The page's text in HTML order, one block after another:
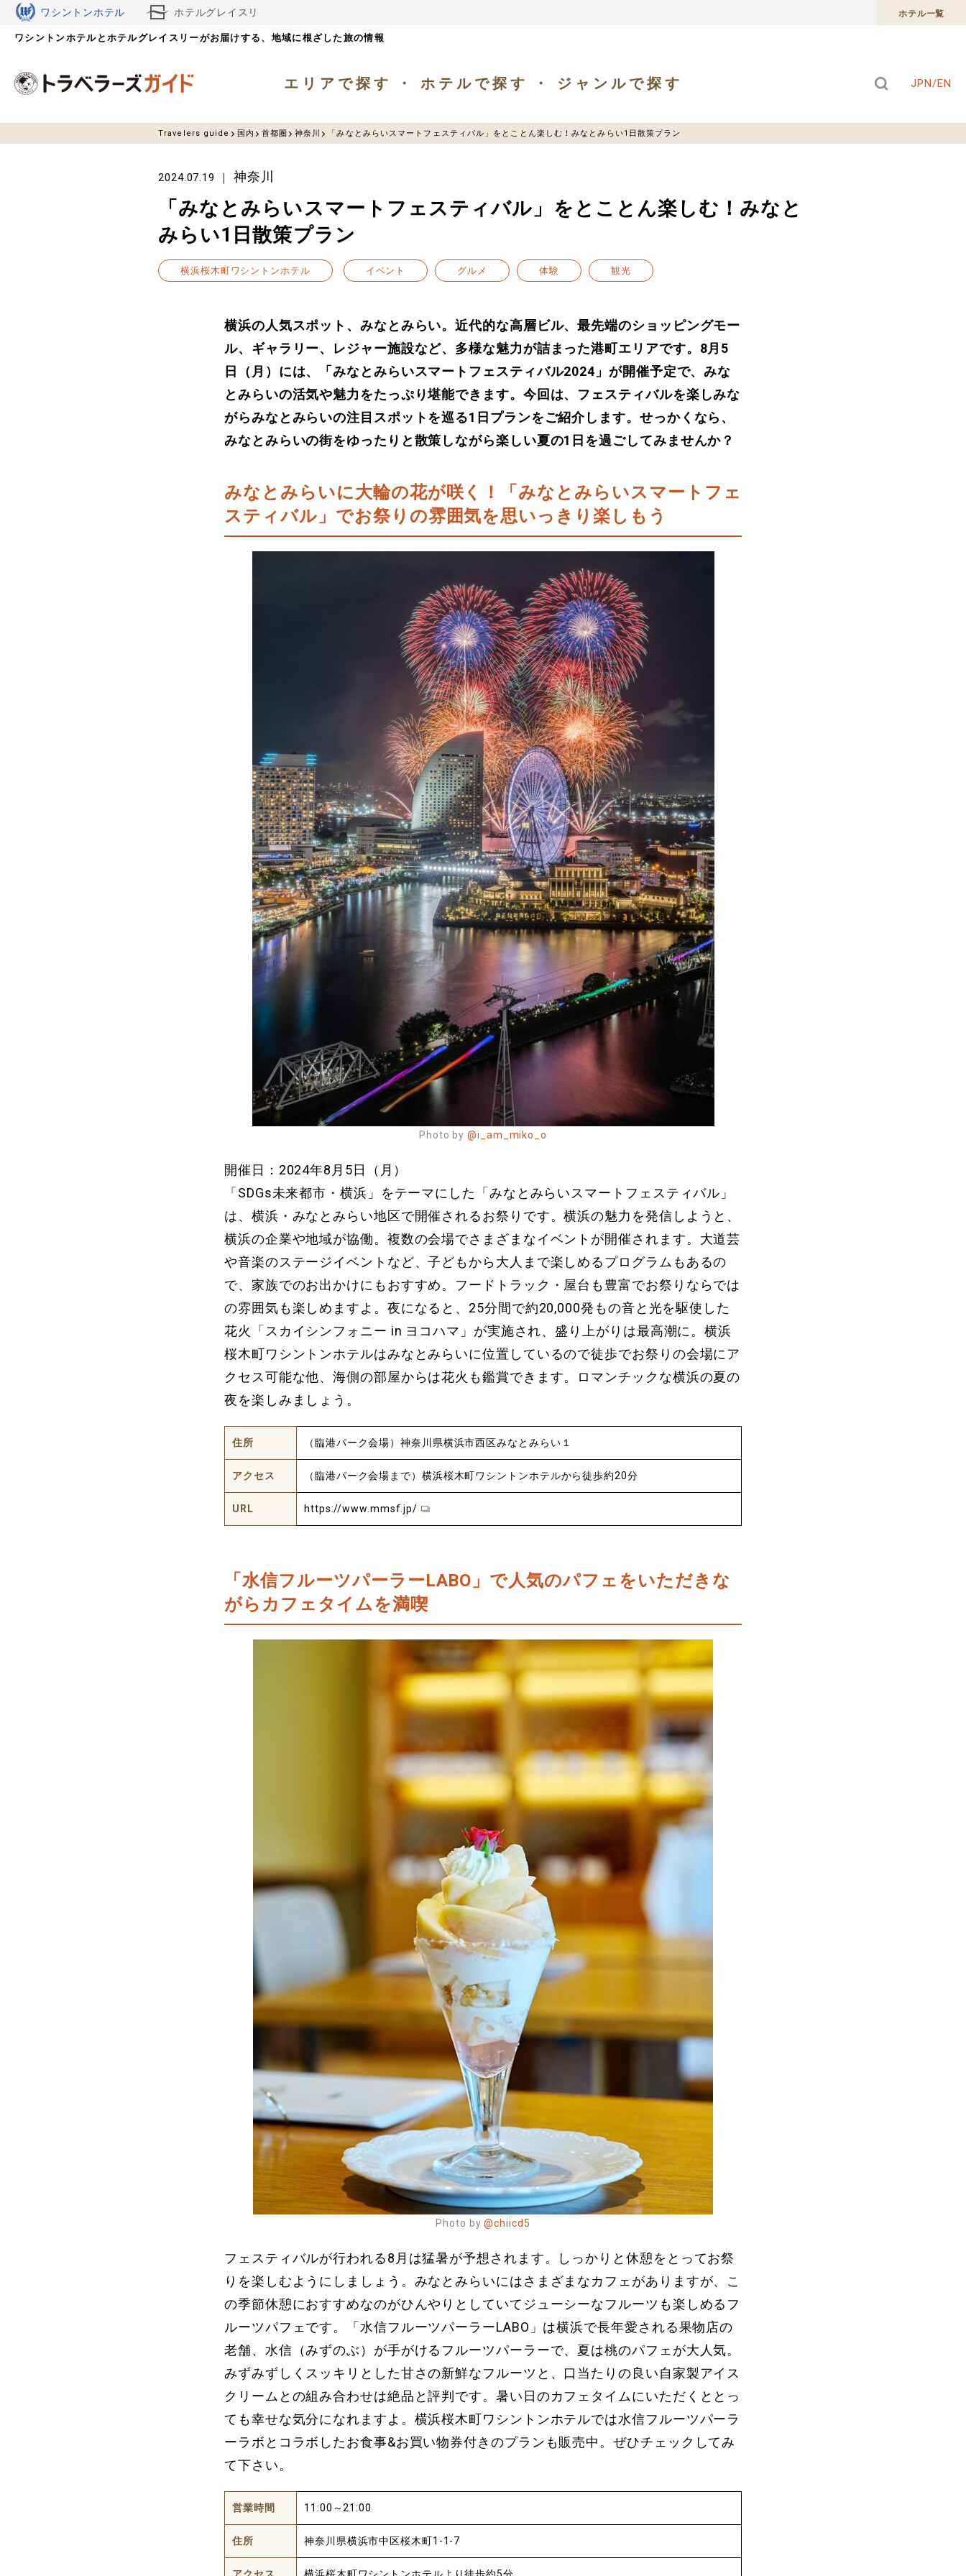
ワシントンホテル ホテルグレイスリ
ー
ホテル一覧
ワシントンホテルとホテルグレイスリーがお届けする、 地域に根ざした旅の情報
エリアで探す ホテルで探す ジャンルで探す JPN/EN
Travelers guide 国内 首都圏 神奈川 「みなとみらいスマートフェスティバル」をとことん楽しむ！みなとみらい1日散策プラン
2024.07.19 神奈川
「みなとみらいスマートフェスティバル」をとことん楽しむ！みなと
みらい1日散策プラン
横浜桜木町ワシントンホテル イベント グルメ 体験 観光
横浜の人気スポット、みなとみらい。近代的な高層ビル、最先端のショッピングモー
ル、ギャラリー、レジャー施設など、多様な魅力が詰まった港町エリアです。8月5
日（月）には、「みなとみらいスマートフェスティバル2024」が開催予定で、みな
とみらいの活気や魅力をたっぷり堪能できます。今回は、フェスティバルを楽しみな
がらみなとみらいの注目スポットを巡る1日プランをご紹介します。せっかくなら、
みなとみらいの街をゆったりと散策しながら楽しい夏の1日を過ごしてみませんか？
みなとみらいに大輪の花が咲く！「みなとみらいスマートフェ
スティバル」でお祭りの雰囲気を思いっきり楽しもう
Photo by@i_am_miko_o
開催日：2024年8月5日（月）
「SDGs未来都市・横浜」をテーマにした「みなとみらいスマートフェスティバル」
は、横浜・みなとみらい地区で開催されるお祭りです。横浜の魅力を発信しようと、
横浜の企業や地域が協働。複数の会場でさまざまなイベントが開催されます。大道芸
や音楽のステージイベントなど、子どもから大人まで楽しめるプログラムもあるの
で、家族でのお出かけにもおすすめ。フードトラック・屋台も豊富でお祭りならでは
の雰囲気も楽しめますよ。夜になると、25分間で約20,000発もの音と光を駆使した
花火「スカイシンフォニー in ヨコハマ」が実施され、盛り上がりは最高潮に。横浜
桜木町ワシントンホテルはみなとみらいに位置しているので徒歩でお祭りの会場にア
クセス可能な他、海側の部屋からは花火も鑑賞できます。ロマンチックな横浜の夏の
夜を楽しみましょう。
住所 （臨港パーク会場）神奈川県横浜市西区みなとみらい１
アクセス （臨港パーク会場まで）横浜桜木町ワシントンホテルから徒歩約20分
URL https://www.mmsf.jp/
「水信フルーツパーラーLABO」で人気のパフェをいただきな
がらカフェタイムを満喫
Photo by@chiicd5
フェスティバルが行われる8月は猛暑が予想されます。しっかりと休憩をとってお祭
りを楽しむようにしましょう。みなとみらいにはさまざまなカフェがありますが、こ
の季節休憩におすすめなのがひんやりとしていてジューシーなフルーツも楽しめるフ
ルーツパフェです。「水信フルーツパーラーLABO」は横浜で長年愛される果物店の
老舗、水信（みずのぶ）が手がけるフルーツパーラーで、夏は桃のパフェが大人気。
みずみずしくスッキリとした甘さの新鮮なフルーツと、口当たりの良い自家製アイス
クリームとの組み合わせは絶品と評判です。暑い日のカフェタイムにいただくととっ
ても幸せな気分になれますよ。横浜桜木町ワシントンホテルでは水信フルーツパーラ
ーラボとコラボしたお食事&お買い物券付きのプランも販売中。ぜひチェックしてみ
て下さい。
営業時間 11:00～21:00
住所 神奈川県横浜市中区桜木町1-1-7